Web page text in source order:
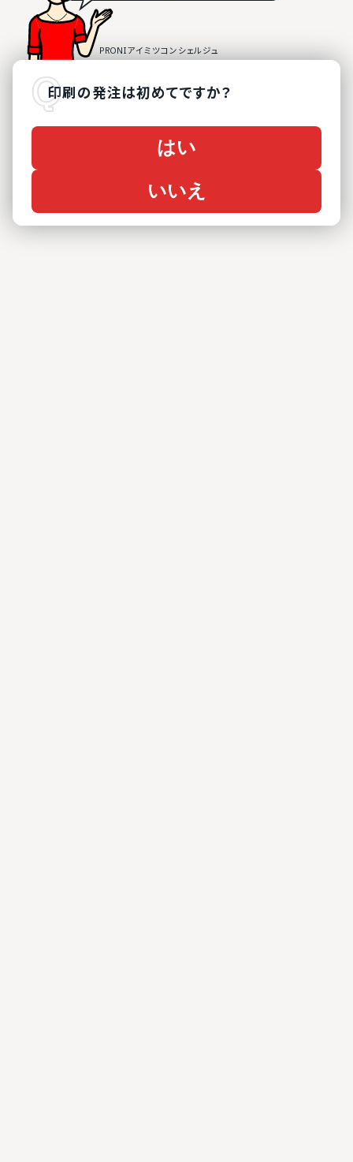
印刷の発注は初めてですか？
はい
いいえ